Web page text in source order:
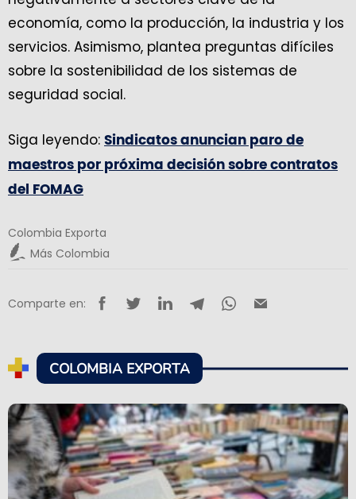
economía, como la producción, la industria y los
servicios. Asimismo, plantea preguntas difíciles
sobre la sostenibilidad de los sistemas de
seguridad social.
Siga leyendo: Sindicatos anuncian paro de
maestros por próxima decisión sobre contratos
del FOMAG
Colombia Exporta
Más Colombia
Comparte en:
COLOMBIA EXPORTA